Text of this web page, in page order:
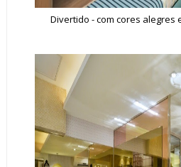
Divertido - com cores alegres